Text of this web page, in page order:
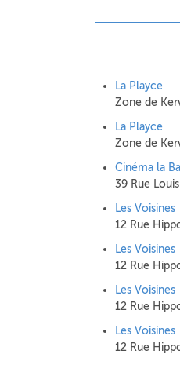
La Playce
Zone de
La Playce
Zone de
Cinéma la
39 Rue
Les Voisines
12 Rue
Les Voisines
12 Rue
Les Voisines
12 Rue
Les Voisines
12 Rue